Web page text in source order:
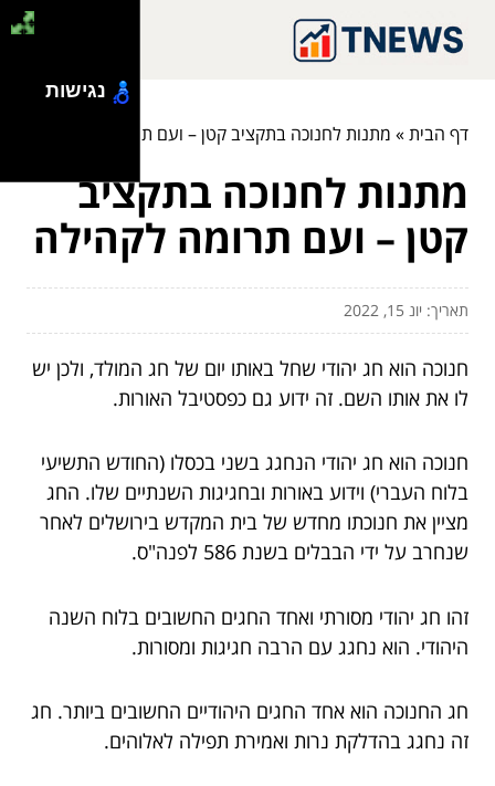
דף הבית» מתנות לחנוכה בתקציב קטן – ועם תרומה לקהילה
מתנות לחנוכה בתקציב
קטן – ועם תרומה לקהילה
תאריך: יונ 15, 2022
חנוכה הוא חג יהודי שחל באותו יום של חג המולד, ולכן יש
לו את אותו השם. זה ידוע גם כפסטיבל האורות.
חנוכה הוא חג יהודי הנחגג בשני בכסלו (החודש התשיעי
בלוח העברי) וידוע באורות ובחגיגות השנתיים שלו. החג
מציין את חנוכתו מחדש של בית המקדש בירושלים לאחר
שנחרב על ידי הבבלים בשנת 586 לפנה"ס.
זהו חג יהודי מסורתי ואחד החגים החשובים בלוח השנה
היהודי. הוא נחגג עם הרבה חגיגות ומסורות.
חג החנוכה הוא אחד החגים היהודיים החשובים ביותר. חג
זה נחגג בהדלקת נרות ואמירת תפילה לאלוהים.
נגישות